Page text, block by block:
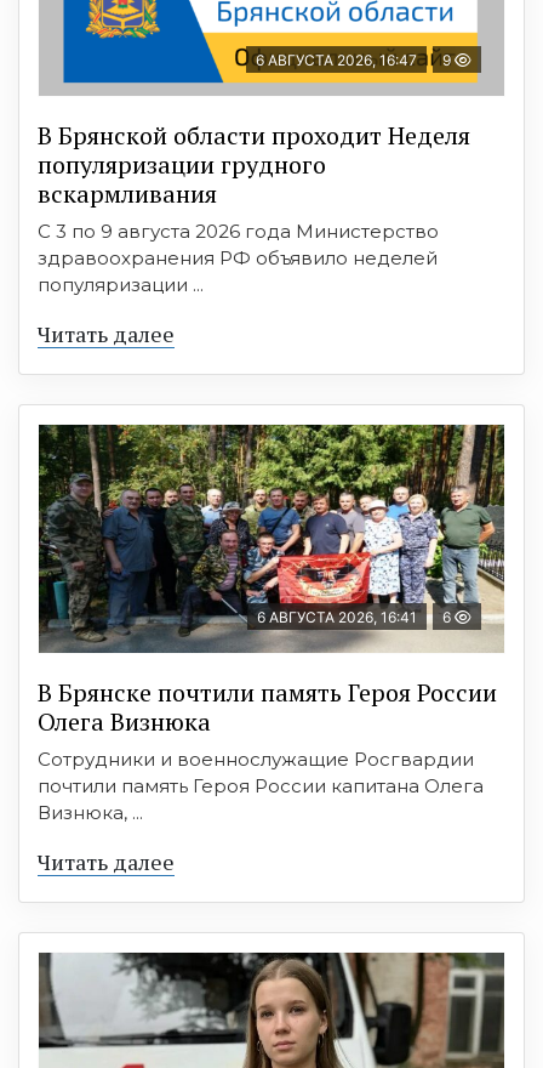
6 АВГУСТА 2026, 16:47 9
В Брянской области проходит Неделя
популяризации грудного
вскармливания
С 3 по 9 августа 2026 года Министерство
здравоохранения РФ объявило неделей
популяризации ...
Читать далее
6 АВГУСТА 2026, 16:41 6
В Брянске почтили память Героя России
Олега Визнюка
Сотрудники и военнослужащие Росгвардии
почтили память Героя России капитана Олега
Визнюка, ...
Читать далее